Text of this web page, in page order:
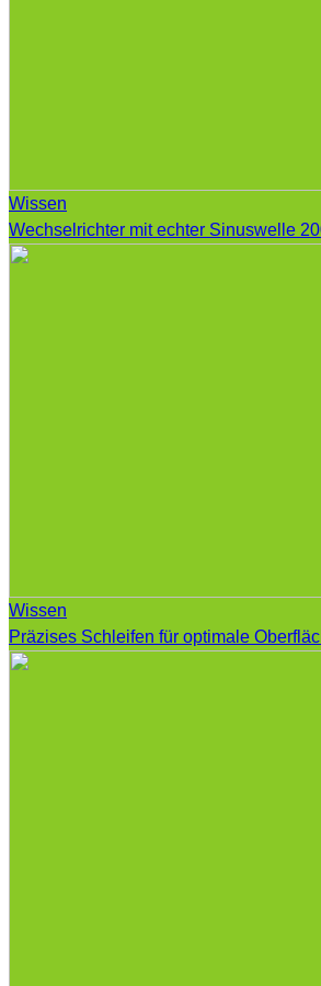
Wissen
Wechselrichter mit echter Sinuswelle
Wissen
Präzises Schleifen für optimale